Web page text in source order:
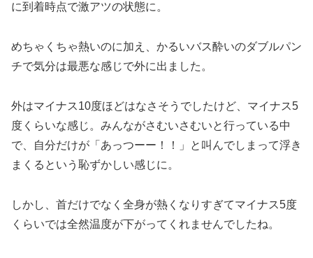
に到着時点で激アツの状態に。
めちゃくちゃ熱いのに加え、かるいバス酔いのダブルパン
チで気分は最悪な感じで外に出ました。
外はマイナス10度ほどはなさそうでしたけど、マイナス5
度くらいな感じ。みんながさむいさむいと行っている中
で、自分だけが「あっつーー！！」と叫んでしまって浮き
まくるという恥ずかしい感じに。
しかし、首だけでなく全身が熱くなりすぎてマイナス5度
くらいでは全然温度が下がってくれませんでしたね。